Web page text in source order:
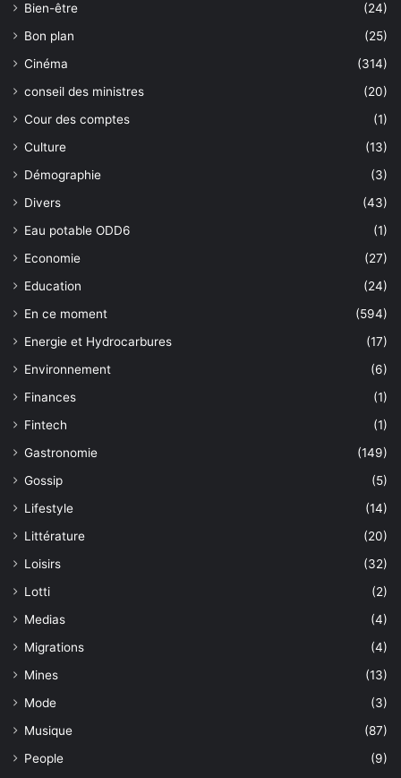
Bien-être
(24)
Bon plan
(25)
Cinéma
(314)
conseil des ministres
(20)
Cour des comptes
(1)
Culture
(13)
Démographie
(3)
Divers
(43)
Eau potable ODD6
(1)
Economie
(27)
Education
(24)
En ce moment
(594)
Energie et Hydrocarbures
(17)
Environnement
(6)
Finances
(1)
Fintech
(1)
Gastronomie
(149)
Gossip
(5)
Lifestyle
(14)
Littérature
(20)
Loisirs
(32)
Lotti
(2)
Medias
(4)
Migrations
(4)
Mines
(13)
Mode
(3)
Musique
(87)
People
(9)